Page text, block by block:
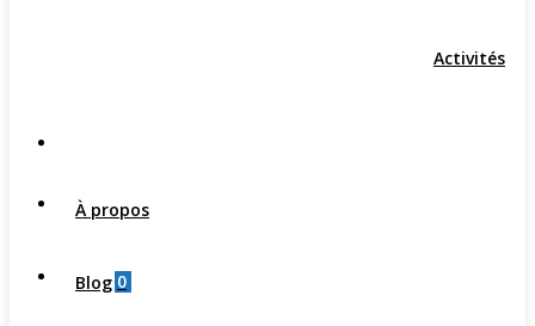
Activités
À propos
Blog 0